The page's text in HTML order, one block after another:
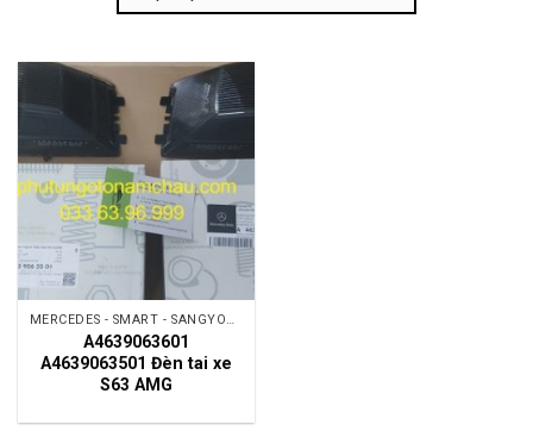
MERCEDES - SMART - SANGYONG
A4639063601
A4639063501 Đèn tai xe
S63 AMG